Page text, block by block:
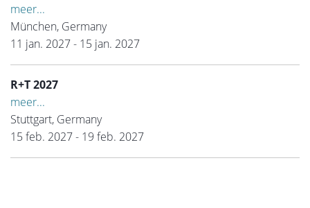
meer...
München, Germany
11 jan. 2027 - 15 jan. 2027
R+T 2027
meer...
Stuttgart, Germany
15 feb. 2027 - 19 feb. 2027